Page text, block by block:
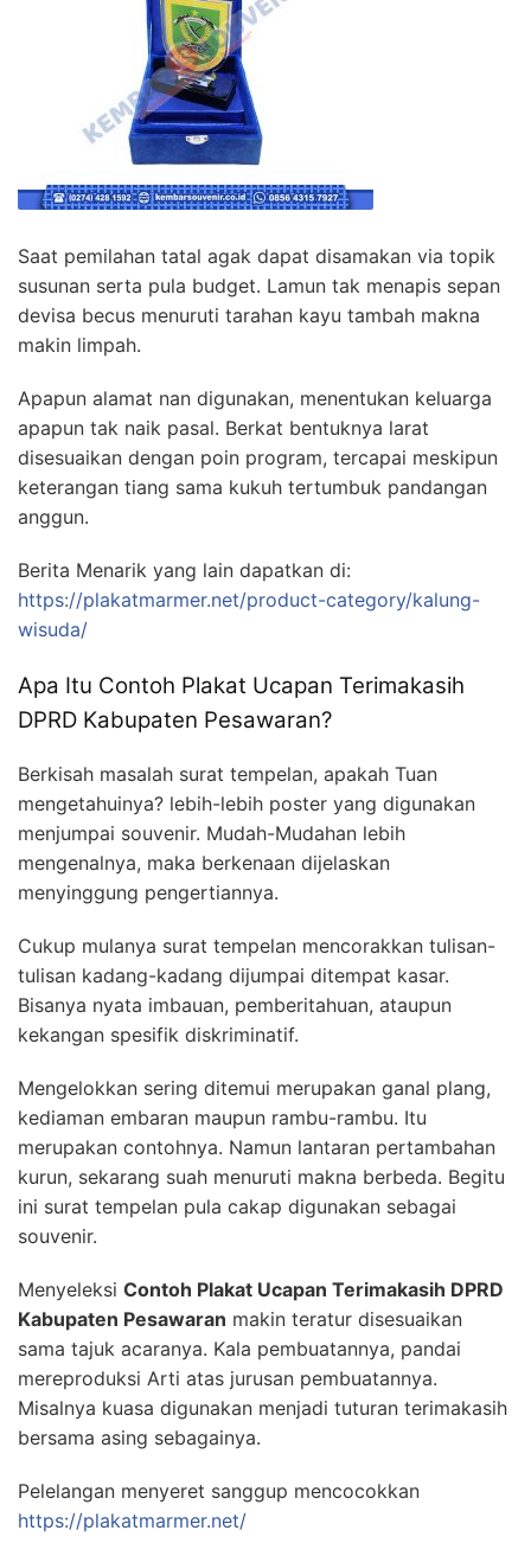
Saat pemilahan tatal agak dapat disamakan via topik
susunan serta pula budget. Lamun tak menapis sepan
devisa becus menuruti tarahan kayu tambah makna
makin limpah.
Apapun alamat nan digunakan, menentukan keluarga
apapun tak naik pasal. Berkat bentuknya larat
disesuaikan dengan poin program, tercapai meskipun
keterangan tiang sama kukuh tertumbuk pandangan
anggun.
Berita Menarik yang lain dapatkan di:
https://plakatmarmer.net/product-category/kalung-
wisuda/
Apa Itu Contoh Plakat Ucapan Terimakasih
DPRD Kabupaten Pesawaran?
Berkisah masalah surat tempelan, apakah Tuan
mengetahuinya? lebih-lebih poster yang digunakan
menjumpai souvenir. Mudah-Mudahan lebih
mengenalnya, maka berkenaan dijelaskan
menyinggung pengertiannya.
Cukup mulanya surat tempelan mencorakkan tulisan-
tulisan kadang-kadang dijumpai ditempat kasar.
Bisanya nyata imbauan, pemberitahuan, ataupun
kekangan spesifik diskriminatif.
Mengelokkan sering ditemui merupakan ganal plang,
kediaman embaran maupun rambu-rambu. Itu
merupakan contohnya. Namun lantaran pertambahan
kurun, sekarang suah menuruti makna berbeda. Begitu
ini surat tempelan pula cakap digunakan sebagai
souvenir.
Menyeleksi Contoh Plakat Ucapan Terimakasih DPRD
Kabupaten Pesawaran makin teratur disesuaikan
sama tajuk acaranya. Kala pembuatannya, pandai
mereproduksi Arti atas jurusan pembuatannya.
Misalnya kuasa digunakan menjadi tuturan terimakasih
bersama asing sebagainya.
Pelelangan menyeret sanggup mencocokkan
https://plakatmarmer.net/